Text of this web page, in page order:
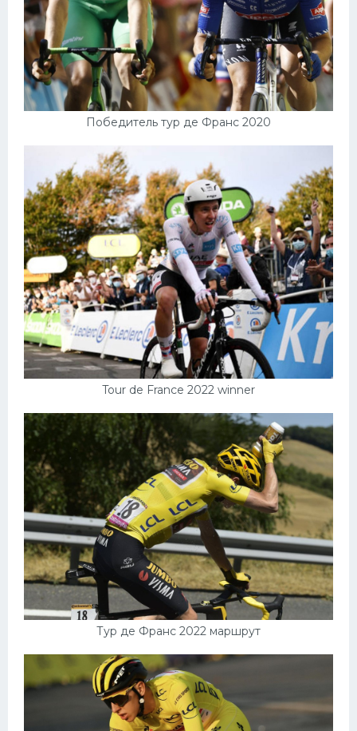
Победитель тур де Франс 2020
Tour de France 2022 winner
Тур де Франс 2022 маршрут